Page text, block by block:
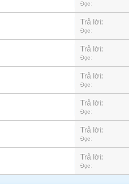
Đọc:
Trả lời:
Đọc:
Trả lời:
Đọc:
Trả lời:
Đọc:
Trả lời:
Đọc:
Trả lời:
Đọc:
Trả lời:
Đọc: